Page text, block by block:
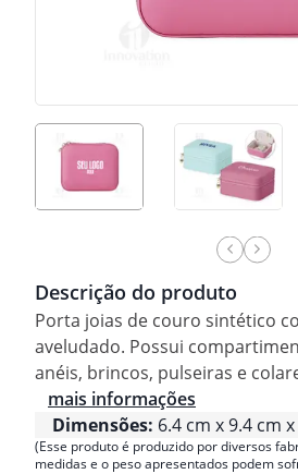
Descrição do produto
Porta joias de couro sintético
aveludado. Possui
anéis, brincos, pulseiras e
mais informações
Dimensões: 6.4 cm x 9.4 cm
(Esse produto é produzido por diversos
medidas e o peso apresentados podem